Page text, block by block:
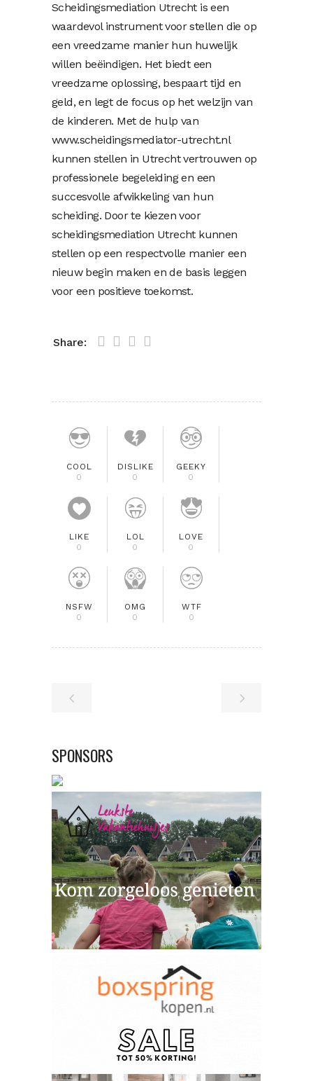
Scheidingsmediation Utrecht is een
waardevol instrument voor stellen die op
een vreedzame manier hun huwelijk
willen beëindigen. Het biedt een
vreedzame oplossing, bespaart tijd en
geld, en legt de focus op het welzijn van
de kinderen. Met de hulp van
www.scheidingsmediator-utrecht.nl
kunnen stellen in Utrecht vertrouwen op
professionele begeleiding en een
succesvolle afwikkeling van hun
scheiding. Door te kiezen voor
scheidingsmediation Utrecht kunnen
stellen op een respectvolle manier een
nieuw begin maken en de basis leggen
voor een positieve toekomst.
Share:
COOL
0
DISLIKE
0
GEEKY
0
LIKE
0
LOL
0
LOVE
0
NSFW
0
OMG
0
WTF
0
SPONSORS